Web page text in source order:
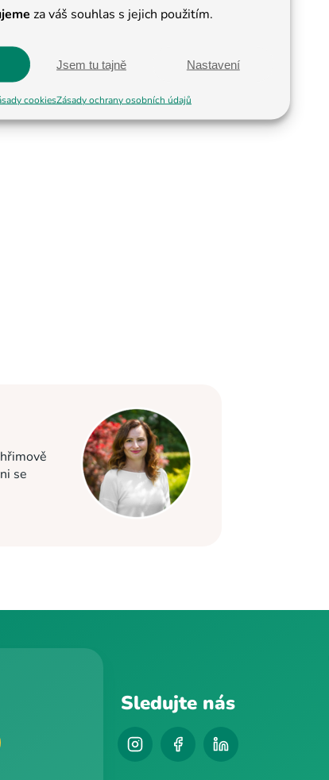
za váš souhlas s jejich použitím.
Jsem tu tajně Nastavení
cookiesZásady ochrany osobních údajů
se
Sledujte nás